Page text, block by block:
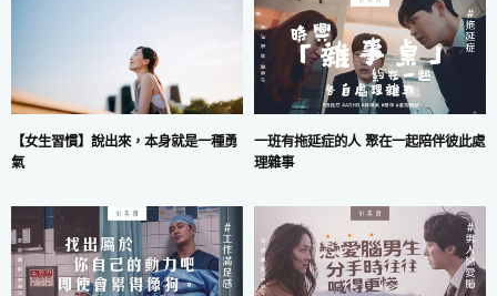
【女生習慣】說出來，本身就是一種勇
氣
一班有拖延症的人 聚在一起陪伴彼此處
理雜事